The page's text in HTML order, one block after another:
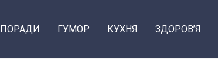
ПОРАДИ ГУМОР КУХНЯ ЗДОРОВ’Я